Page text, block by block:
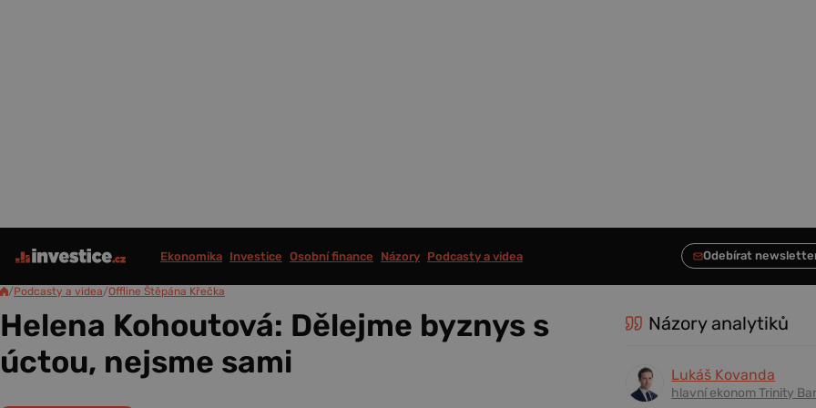
Ekonomika Investice Osobní finance Názory Podcasty a videa
/Podcasty a videa/Offline Štěpána Křečka
Helena Kohoutová: Dělejme byznys s
úctou, nejsme sami
Názory analytiků
Lukáš Kovanda
hlavní ekonom Trinity